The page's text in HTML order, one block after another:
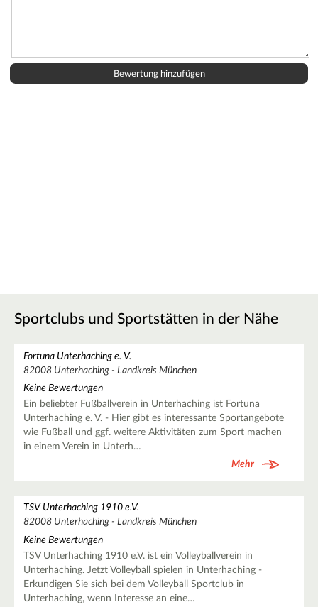
Sportclubs und Sportstätten in der Nähe
Fortuna Unterhaching e. V.
82008 Unterhaching - Landkreis München
Keine Bewertungen
Ein beliebter Fußballverein in Unterhaching ist Fortuna
Unterhaching e. V. - Hier gibt es interessante Sportangebote
wie Fußball und ggf. weitere Aktivitäten zum Sport machen
in einem Verein in Unterh…
Mehr
TSV Unterhaching 1910 e.V.
82008 Unterhaching - Landkreis München
Keine Bewertungen
TSV Unterhaching 1910 e.V. ist ein Volleyballverein in
Unterhaching. Jetzt Volleyball spielen in Unterhaching -
Erkundigen Sie sich bei dem Volleyball Sportclub in
Unterhaching, wenn Interesse an eine…